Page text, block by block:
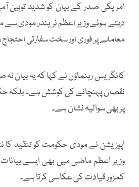
امریکی صدر کے بیان کو شدید توہین
دیتے ہوئے وزیر اعظم نریندر مودی سے
معاملے پر فوری اور سخت سفارتی احتجاج
کانگریس رہنماؤں نے کہا کہ یہ بیان
نقصان پہنچانے کی کوشش ہے۔ بلکہ
پر بھی سوالیہ نشان ہے۔
اپوزیشن نے مودی حکومت کو تنقید کا
وزیر اعظم ماضی میں بھی ایسے
کمزور قیادت کی عکاسی کرتا ہے۔